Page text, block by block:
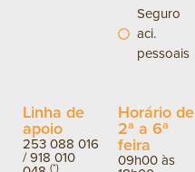
Seguro
aci.
pessoais
Linha de
apoio
253 088 016
/918 010
(*)
Horário de
2ª a 6ª
feira
09h00 às